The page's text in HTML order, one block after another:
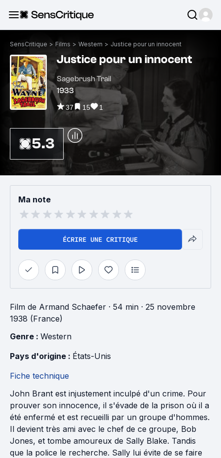
SensCritique > Films > Western > Justice pour un innocent
Justice pour un innocent
Sagebrush Trail
1933
37 15 1
5.3
Ma note
ÉCRIRE UNE CRITIQUE
Film de Armand Schaefer · 54 min · 25 novembre
1938 (France)
Genre : Western
Pays d'origine : États-Unis
Fiche technique
John Brant est injustement inculpé d'un crime. Pour
prouver son innocence, il s'évade de la prison où il a
été enfermé et est recueilli par un groupe d'hommes.
Il devient très ami avec le chef de ce groupe, Bob
Jones, et tombe amoureux de Sally Blake. Tandis
que la police le recherche. Sally lui évite de se faire